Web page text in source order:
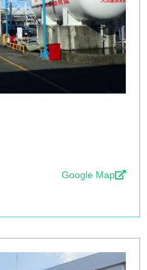
Google Map